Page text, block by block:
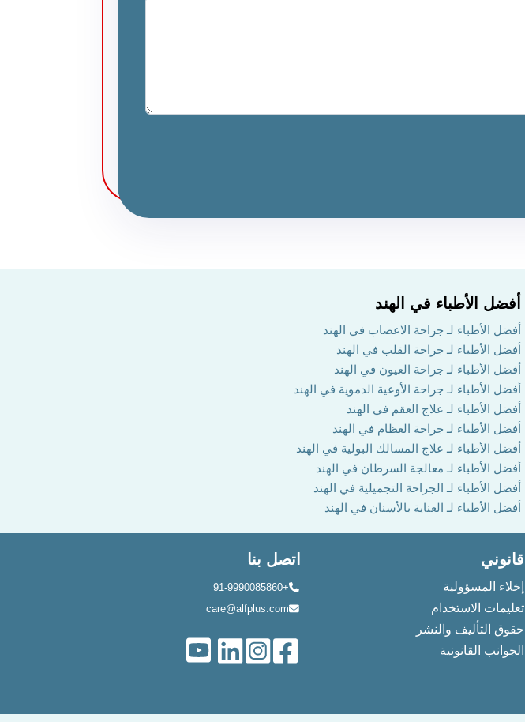
أفضل الأطباء في الهند
أفضل الأطباء لـ جراحة الاعصاب في الهند
أفضل الأطباء لـ جراحة القلب في الهند
أفضل الأطباء لـ جراحة العيون في الهند
أفضل الأطباء لـ جراحة الأوعية الدموية في الهند
أفضل الأطباء لـ علاج العقم في الهند
أفضل الأطباء لـ جراحة العظام في الهند
أفضل الأطباء لـ علاج المسالك البولية في الهند
أفضل الأطباء لـ معالجة السرطان في الهند
أفضل الأطباء لـ الجراحة التجميلية في الهند
أفضل الأطباء لـ العناية بالأسنان في الهند
قانوني
إخلاء المسؤولية
تعليمات الاستخدام
حقوق التأليف والنشر
الجوانب القانونية
اتصل بنا
+91-9990085860
care@alfplus.com